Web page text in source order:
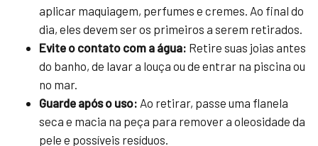
aplicar maquiagem, perfumes e cremes. Ao final do
dia, eles devem ser os primeiros a serem retirados.
Evite o contato com a água: Retire suas joias antes
do banho, de lavar a louça ou de entrar na piscina ou
no mar.
Guarde após o uso: Ao retirar, passe uma flanela
seca e macia na peça para remover a oleosidade da
pele e possíveis resíduos.